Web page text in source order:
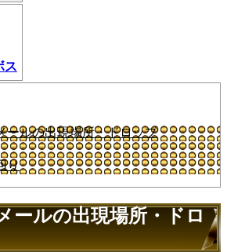
ス
ールの出現場所・ドロップ
り
ールの出現場所・ドロ